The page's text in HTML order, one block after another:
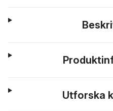
Utforska